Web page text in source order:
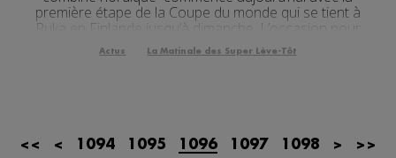
23.07.2026 Actualités Régionales 09h35
Actualités Régionales 09h06
première étape de la Coupe du monde qui se tient à
Ruka en Finlande jusqu’à dimanche. L’occasion pour
Jason Lamy-Chappuis de faire son grand retour, deux
ans après avoir pris sa retraite. Le...
Actus La Matinale des Super Lève-Tôt
<< < 1094 1095 1096 1097 1098 > >>